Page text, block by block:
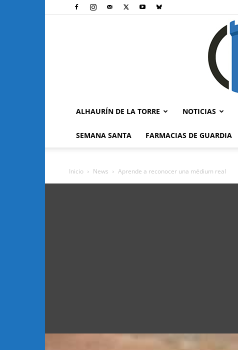
ALHAURÍN DE LA TORRE NOTICIAS
SEMANA SANTA FARMACIAS DE GUARDIA
Inicio News Aprende a reconocer una médium real